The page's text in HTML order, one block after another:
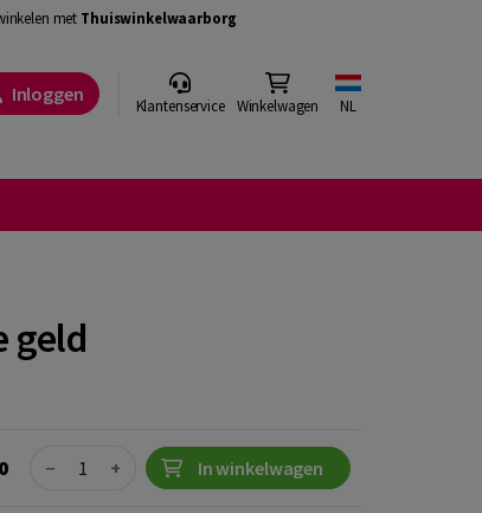
met Thuiswinkelwaarborg
Inloggen Klantenservice Winkelwagen NL
geld
Quantity
− + In winkelwagen